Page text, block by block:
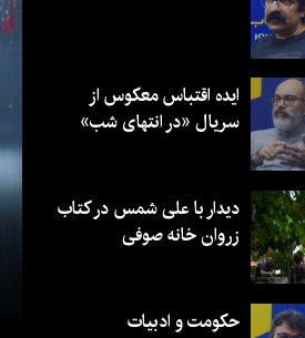
ایده اقتباس معکوس از
سریال «در انتهای شب»
دیدار با علی شمس در کتاب
زروان خانه صوفی
حکومت و ادبیات